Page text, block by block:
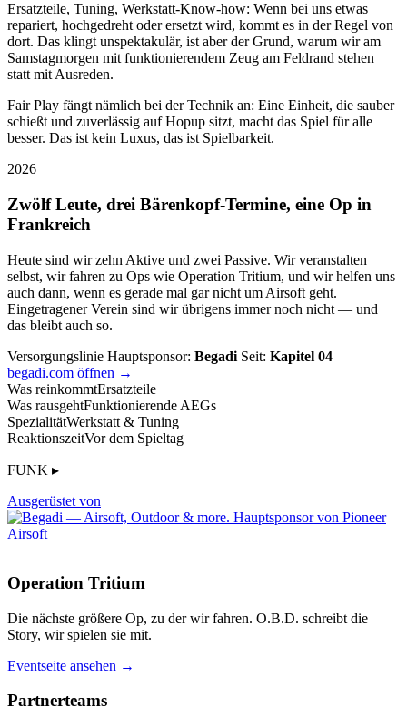
Ersatzteile, Tuning, Werkstatt-Know-how: Wenn bei uns etwas
repariert, hochgedreht oder ersetzt wird, kommt es in der Regel von
dort. Das klingt unspektakulär, ist aber der Grund, warum wir am
Samstagmorgen mit funktionierendem Zeug am Feldrand stehen
statt mit Ausreden.
Fair Play fängt nämlich bei der Technik an: Eine Einheit, die sauber
schießt und zuverlässig auf Hopup sitzt, macht das Spiel für alle
besser. Das ist kein Luxus, das ist Spielbarkeit.
2026
Zwölf Leute, drei Bärenkopf-Termine, eine Op in
Frankreich
Heute sind wir zehn Aktive und zwei Passive. Wir veranstalten
selbst, wir fahren zu Ops wie Operation Tritium, und wir helfen uns
auch dann, wenn es gerade mal gar nicht um Airsoft geht.
Eingetragener Verein sind wir übrigens immer noch nicht — und
das bleibt auch so.
Versorgungslinie Hauptsponsor: Begadi Seit: Kapitel 04
begadi.com öffnen →
Was reinkommtErsatzteile
Was rausgehtFunktionierende AEGs
SpezialitätWerkstatt & Tuning
ReaktionszeitVor dem Spieltag
FUNK ▸
Ausgerüstet von
Operation Tritium
Die nächste größere Op, zu der wir fahren. O.B.D. schreibt die
Story, wir spielen sie mit.
Eventseite ansehen →
Partnerteams